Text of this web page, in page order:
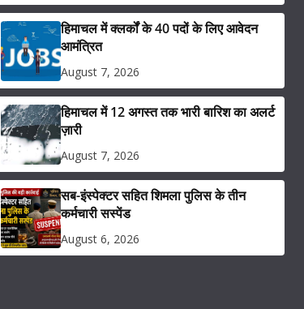
हिमाचल में क्लर्कों के 40 पदों के लिए आवेदन
आमंत्रित
August 7, 2026
हिमाचल में 12 अगस्त तक भारी बारिश का अलर्ट
ज़ारी
August 7, 2026
सब-इंस्पेक्टर सहित शिमला पुलिस के तीन
कर्मचारी सस्पेंड
August 6, 2026